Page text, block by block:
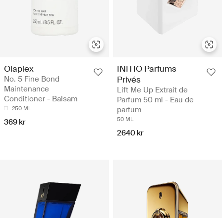
Olaplex
No. 5 Fine Bond
Maintenance
Conditioner - Balsam
250 ML
369 kr
INITIO Parfums
Privés
Lift Me Up Extrait de
Parfum 50 ml - Eau de
parfum
50 ML
2640 kr